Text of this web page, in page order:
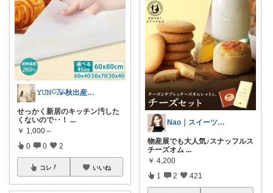
𝚈𝚄𝙽𓎤𓅮秋出産予定初マタ
せっかく新居のキッチン汚した
くないので‥！ ...
￥ 1,000～
0 0 2
コレ いいね
Nao｜スイーツROOM🍰
物産展でも大人気♪スナッフルス
チーズオム ...
￥ 4,200
1 2 421